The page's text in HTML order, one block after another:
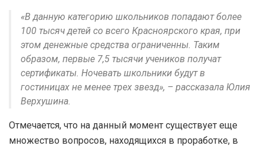
«В данную категорию школьников попадают более
100 тысяч детей со всего Красноярского края, при
этом денежные средства ограниченны. Таким
образом, первые 7,5 тысячи учеников получат
сертификаты. Ночевать школьники будут в
гостиницах не менее трех звезд», – рассказала Юлия
Верхушина.
Отмечается, что на данный момент существует еще
множество вопросов, находящихся в проработке, в